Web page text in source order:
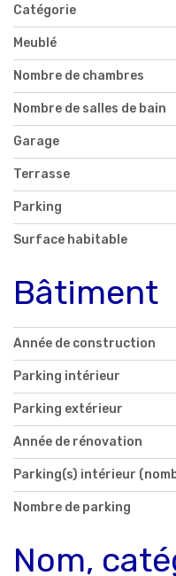
Catégorie
Meublé
Nombre de chambres
Nombre de salles de bain
Garage
Terrasse
Parking
Surface habitable
Bâtiment
Année de construction
Parking intérieur
Parking extérieur
Année de rénovation
Parking(s) intérieur
Nombre de parking
Nom,